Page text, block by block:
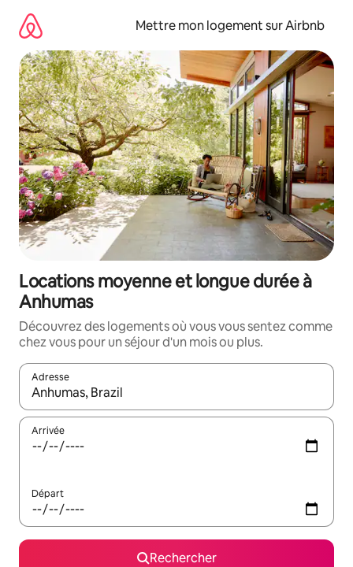
directement
contenu
Mettre mon logement sur Airbnb
Locations moyenne et longue durée à
Anhumas
Découvrez des logements où vous vous sentez comme
chez vous pour un séjour d'un mois ou plus.
Adresse
Lorsque les résultats s'affichent, utilisez les flèches vers le
Arrivée
Départ
Rechercher